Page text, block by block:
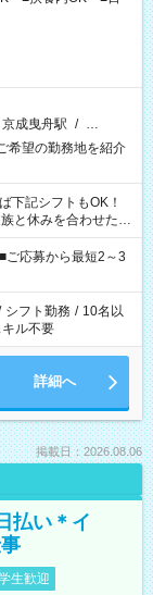
京成曳舟駅 / …
望の勤務地を紹介
「できれば残業はし
ク希望
、もう1つのお仕事
は応募できません。
ご応募から最短2～3
シフト勤務 / 10名以
ル不要
詳細へ
掲載日：2026.08.06
払い＊イ
生歓迎